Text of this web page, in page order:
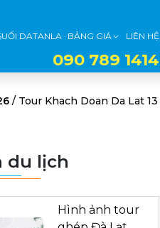
DATANLA BẢNG GIÁ LIÊN HỆ
090 789 1414
/ Tour Khach Doan Da Lat 13
du lịch
Hình ảnh tour